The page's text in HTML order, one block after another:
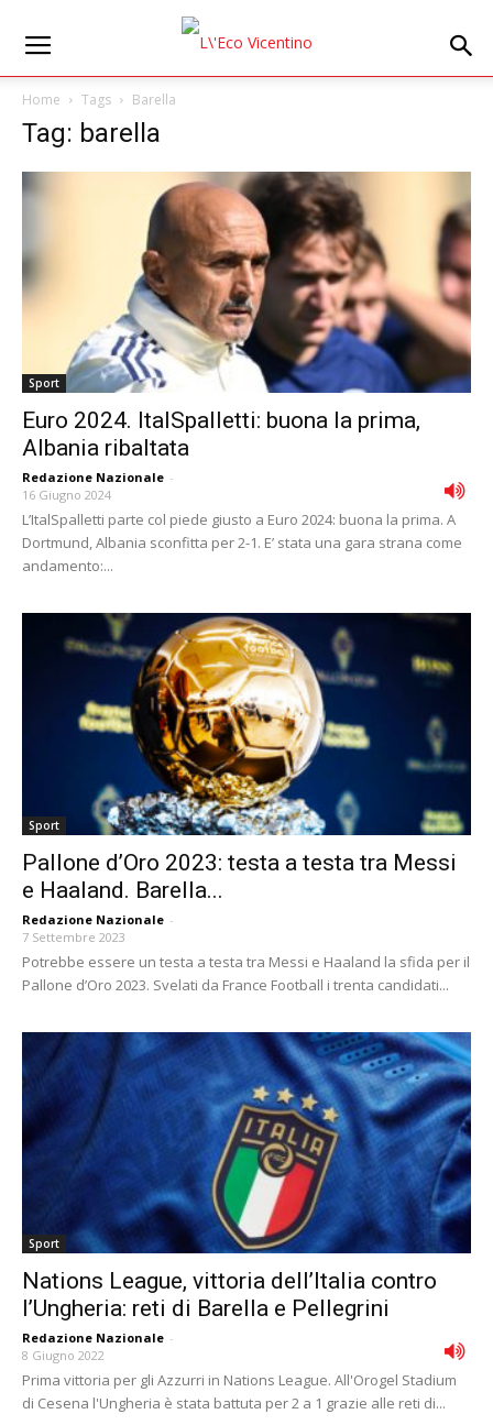
Home Tags Barella
Tag: barella
Sport
Euro 2024. ItalSpalletti: buona la prima,
Albania ribaltata
Redazione Nazionale -
16 Giugno 2024
L’ItalSpalletti parte col piede giusto a Euro 2024: buona la prima. A
Dortmund, Albania sconfitta per 2-1. E’ stata una gara strana come
andamento:...
Sport
Pallone d’Oro 2023: testa a testa tra Messi
e Haaland. Barella...
Redazione Nazionale -
7 Settembre 2023
Potrebbe essere un testa a testa tra Messi e Haaland la sfida per il
Pallone d’Oro 2023. Svelati da France Football i trenta candidati...
Sport
Nations League, vittoria dell’Italia contro
l’Ungheria: reti di Barella e Pellegrini
Redazione Nazionale -
8 Giugno 2022
Prima vittoria per gli Azzurri in Nations League. All'Orogel Stadium
di Cesena l'Ungheria è stata battuta per 2 a 1 grazie alle reti di...